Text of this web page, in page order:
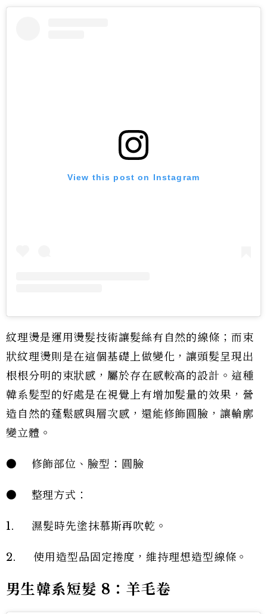
View this post on Instagram
紋理燙是運用燙髮技術讓髮絲有自然的線條；而束
狀紋理燙則是在這個基礎上做變化，讓頭髮呈現出
根根分明的束狀感，屬於存在感較高的設計。這種
韓系髮型的好處是在視覺上有增加髮量的效果，營
造自然的蓬鬆感與層次感，還能修飾圓臉，讓輪廓
變立體。
● 修飾部位、臉型：圓臉
● 整理方式：
1. 濕髮時先塗抹慕斯再吹乾。
2. 使用造型品固定捲度，維持理想造型線條。
男生韓系短髮 8：羊毛卷